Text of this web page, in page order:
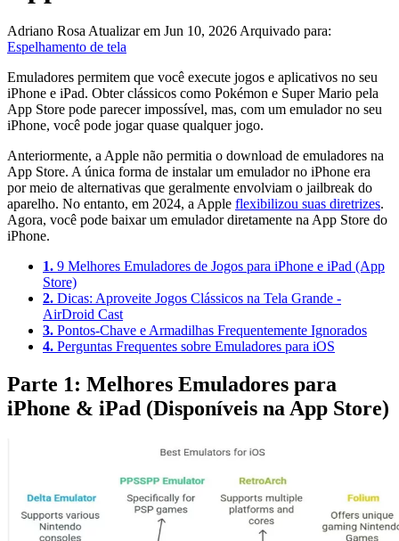
Adriano Rosa Atualizar em Jun 10, 2026 Arquivado para:
Espelhamento de tela
Emuladores permitem que você execute jogos e aplicativos no seu
iPhone e iPad. Obter clássicos como Pokémon e Super Mario pela
App Store pode parecer impossível, mas, com um emulador no seu
iPhone, você pode jogar quase qualquer jogo.
Anteriormente, a Apple não permitia o download de emuladores na
App Store. A única forma de instalar um emulador no iPhone era
por meio de alternativas que geralmente envolviam o jailbreak do
aparelho. No entanto, em 2024, a Apple flexibilizou suas diretrizes.
Agora, você pode baixar um emulador diretamente na App Store do
iPhone.
1. 9 Melhores Emuladores de Jogos para iPhone e iPad (App
Store)
2. Dicas: Aproveite Jogos Clássicos na Tela Grande -
AirDroid Cast
3. Pontos-Chave e Armadilhas Frequentemente Ignorados
4. Perguntas Frequentes sobre Emuladores para iOS
Parte 1: Melhores Emuladores para
iPhone & iPad (Disponíveis na App Store)